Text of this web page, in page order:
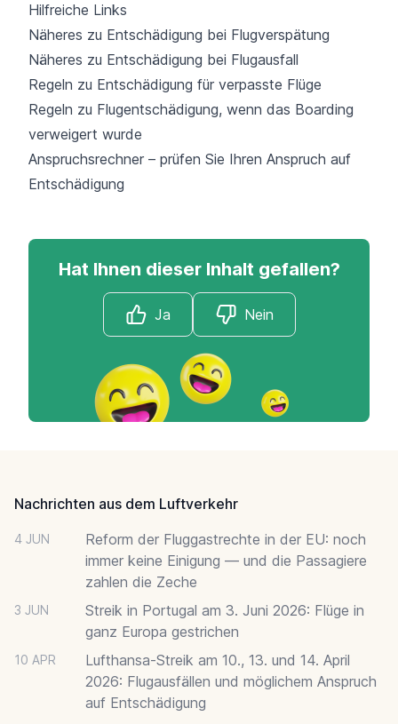
Hilfreiche Links
Näheres zu Entschädigung bei Flugverspätung
Näheres zu Entschädigung bei Flugausfall
Regeln zu Entschädigung für verpasste Flüge
Regeln zu Flugentschädigung, wenn das Boarding
verweigert wurde
Anspruchsrechner – prüfen Sie Ihren Anspruch auf
Entschädigung
Hat Ihnen dieser Inhalt gefallen?
Ja Nein
Nachrichten aus dem Luftverkehr
4 JUN
Reform der Fluggastrechte in der EU: noch
immer keine Einigung — und die Passagiere
zahlen die Zeche
3 JUN
Streik in Portugal am 3. Juni 2026: Flüge in
ganz Europa gestrichen
10 APR
Lufthansa-Streik am 10., 13. und 14. April
2026: Flugausfällen und möglichem Anspruch
auf Entschädigung